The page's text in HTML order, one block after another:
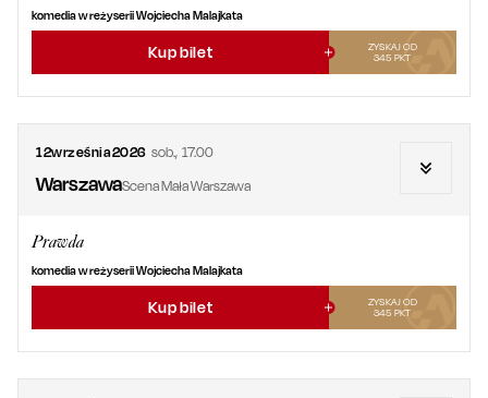
komedia w reżyserii Wojciecha Malajkata
Kup bilet
ZYSKAJ OD
345 PKT
12września2026 sob., 17.00
WarszawaScena Mała Warszawa
Prawda
komedia w reżyserii Wojciecha Malajkata
Kup bilet
ZYSKAJ OD
345 PKT